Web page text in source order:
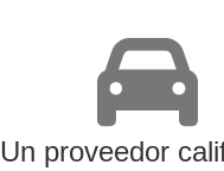
Un proveedor